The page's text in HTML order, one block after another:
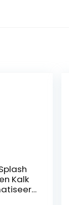
Kalk